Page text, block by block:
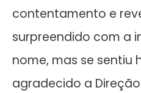
contentamento e
surpreendido com a
nome, mas se sentiu
agradecido a